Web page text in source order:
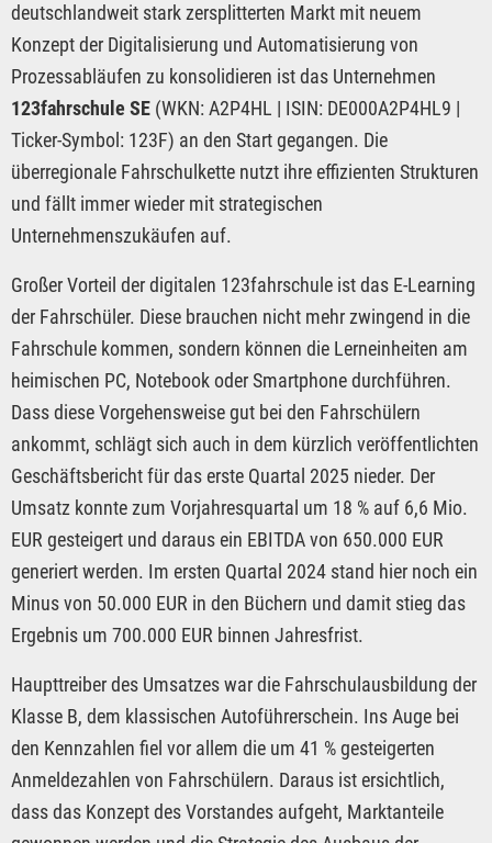
deutschlandweit stark zersplitterten Markt mit neuem
Konzept der Digitalisierung und Automatisierung von
Prozessabläufen zu konsolidieren ist das Unternehmen
123fahrschule SE (WKN: A2P4HL | ISIN: DE000A2P4HL9 |
Ticker-Symbol: 123F) an den Start gegangen. Die
überregionale Fahrschulkette nutzt ihre effizienten Strukturen
und fällt immer wieder mit strategischen
Unternehmenszukäufen auf.
Großer Vorteil der digitalen 123fahrschule ist das E-Learning
der Fahrschüler. Diese brauchen nicht mehr zwingend in die
Fahrschule kommen, sondern können die Lerneinheiten am
heimischen PC, Notebook oder Smartphone durchführen.
Dass diese Vorgehensweise gut bei den Fahrschülern
ankommt, schlägt sich auch in dem kürzlich veröffentlichten
Geschäftsbericht für das erste Quartal 2025 nieder. Der
Umsatz konnte zum Vorjahresquartal um 18 % auf 6,6 Mio.
EUR gesteigert und daraus ein EBITDA von 650.000 EUR
generiert werden. Im ersten Quartal 2024 stand hier noch ein
Minus von 50.000 EUR in den Büchern und damit stieg das
Ergebnis um 700.000 EUR binnen Jahresfrist.
Haupttreiber des Umsatzes war die Fahrschulausbildung der
Klasse B, dem klassischen Autoführerschein. Ins Auge bei
den Kennzahlen fiel vor allem die um 41 % gesteigerten
Anmeldezahlen von Fahrschülern. Daraus ist ersichtlich,
dass das Konzept des Vorstandes aufgeht, Marktanteile